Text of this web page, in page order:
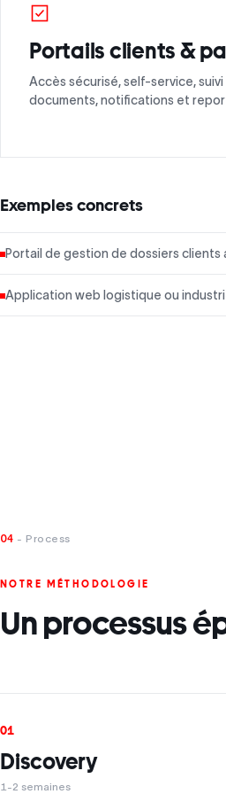
Portails clients &
Accès sécurisé, self-service,
documents, notifications et
Exemples concrets
Portail de gestion de dossiers
Application web logistique ou
04 - Process
NOTRE MÉTHODOLOGIE
Un processus
01
Discovery
1-2 semaines